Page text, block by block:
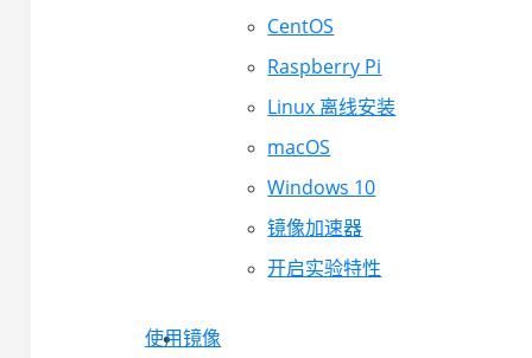
CentOS
Raspberry Pi
Linux 离线安装
macOS
Windows 10
镜像加速器
开启实验特性
使用镜像